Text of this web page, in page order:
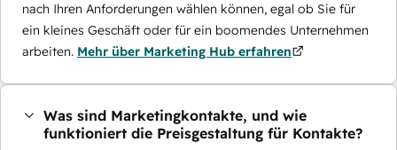
nach Ihren Anforderungen wählen können, egal ob Sie für
ein kleines Geschäft oder für ein boomendes Unternehmen
arbeiten. Mehr über Marketing Hub erfahren
Was sind Marketingkontakte, und wie
funktioniert die Preisgestaltung für Kontakte?